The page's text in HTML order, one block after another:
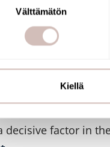
lisää siitä, miten
tai peruuttaa
tietoja
Välttämätön
Kiellä
high-quality
decisive factor in